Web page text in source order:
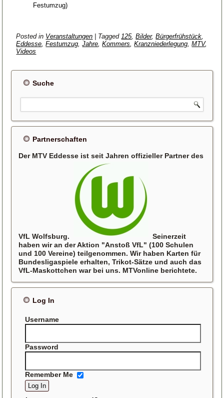
Festumzug)
Posted in Veranstaltungen | Tagged 125,Bilder,Bürgerfrühstück
Eddesse ,Festumzug ,Jahre ,Kommers ,Kranzniederlegung ,MTV,
Videos
Suche
Partnerschaften
Der MTV Eddesse ist seit Jahren offizieller Partner des
VfL Wolfsburg.
Seinerzeit
haben wir an der Aktion "Anstoß VfL" (100 Schulen
und 100 Vereine) teilgenommen. Wir haben Karten für
Bundesligaspiele erhalten, Trikot-Sätze und auch das
VfL-Maskottchen war bei uns. MTVonline berichtete.
Log In
Username
Password
Remember Me